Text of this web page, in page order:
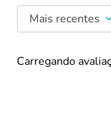
Mais recentes
Carregando